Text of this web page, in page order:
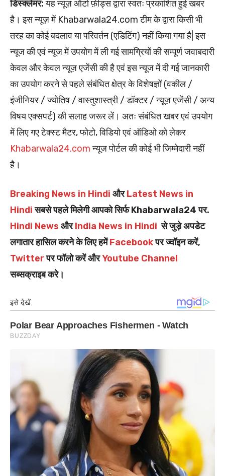
डिस्क्लेमर:यह न्यूज़ ऑटो फ़ीड्स द्वारा स्वतः प्रकाशित हुई खबर
है। इस न्यूज़ में Khabarwala24.com टीम के द्वारा किसी भी
तरह का कोई बदलाव या परिवर्तन (एडिटिंग) नहीं किया गया है| इस
न्यूज की एवं न्यूज में उपयोग में ली गई सामग्रियों की सम्पूर्ण जवाबदारी
केवल और केवल न्यूज़ एजेंसी की है एवं इस न्यूज में दी गई जानकारी
का उपयोग करने से पहले संबंधित क्षेत्र के विशेषज्ञों (वकील /
इंजीनियर / ज्योतिष / वास्तुशास्त्री / डॉक्टर / न्यूज़ एजेंसी / अन्य
विषय एक्सपर्ट) की सलाह जरूर लें। अतः संबंधित खबर एवं उपयोग
में लिए गए टेक्स्ट मैटर, फोटो, विडियो एवं ऑडिओ को लेकर
Khabarwala24.comन्यूज पोर्टल की कोई भी जिम्मेदारी नहीं
है।
Breaking News in Hindi औरLatest News in
Hindiसबसे पहले मिलेगी आपको सिर्फ Khabarwala24 पर.
Hindi News औरIndia News in Hindi से जुड़े अपडेट
लगातार हासिल करने के लिए हमेंFacebookपर ज्वॉइन करें,
Twitterपर फॉलो करें औरYoutube Channel
सब्सक्राइब करे।